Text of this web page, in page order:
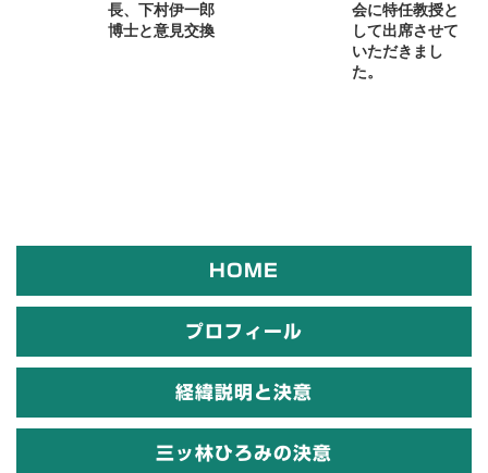
長、下村伊一郎
博士と意見交換
会に特任教授と
して出席させて
いただきまし
た。
HOME
プロフィール
経緯説明と決意
三ッ林ひろみの決意